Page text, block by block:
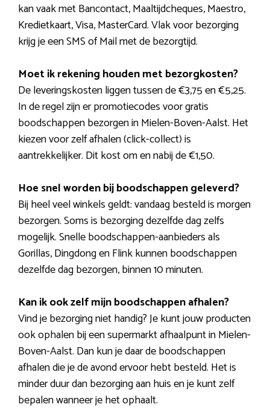
kan vaak met Bancontact, Maaltijdcheques, Maestro,
Kredietkaart, Visa, MasterCard. Vlak voor bezorging
krijg je een SMS of Mail met de bezorgtijd.
Moet ik rekening houden met bezorgkosten?
De leveringskosten liggen tussen de €3,75 en €5,25.
In de regel zijn er promotiecodes voor gratis
boodschappen bezorgen in Mielen-Boven-Aalst. Het
kiezen voor zelf afhalen (click-collect) is
aantrekkelijker. Dit kost om en nabij de €1,50.
Hoe snel worden bij boodschappen geleverd?
Bij heel veel winkels geldt: vandaag besteld is morgen
bezorgen. Soms is bezorging dezelfde dag zelfs
mogelijk. Snelle boodschappen-aanbieders als
Gorillas, Dingdong en Flink kunnen boodschappen
dezelfde dag bezorgen, binnen 10 minuten.
Kan ik ook zelf mijn boodschappen afhalen?
Vind je bezorging niet handig? Je kunt jouw producten
ook ophalen bij een supermarkt afhaalpunt in Mielen-
Boven-Aalst. Dan kun je daar de boodschappen
afhalen die je de avond ervoor hebt besteld. Het is
minder duur dan bezorging aan huis en je kunt zelf
bepalen wanneer je het ophaalt.